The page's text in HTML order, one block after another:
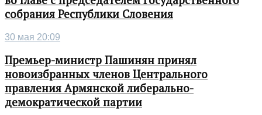
собрания Республики Словения
30 мая 20:09
Премьер-министр Пашинян принял
новоизбранных членов Центрального
правления Армянской либерально-
демократической партии